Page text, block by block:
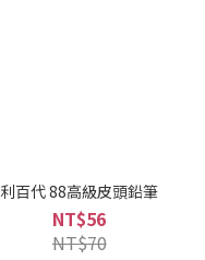
利百代 88高級皮頭鉛筆
NT$56
NT$70